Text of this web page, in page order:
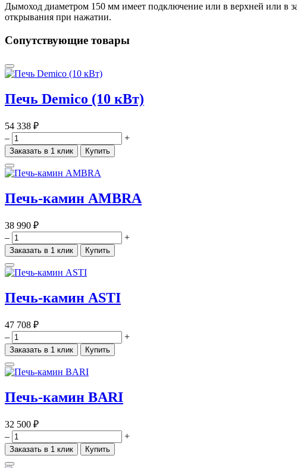
Дымоход диаметром 150 мм имеет подключение или в верхней или в
открывания при нажатии.
Сопутствующие товары
Печь Demico (10 кВт)
54 338 ₽
–
+
Заказать в 1 клик Купить
Печь-камин AMBRA
38 990 ₽
–
+
Заказать в 1 клик Купить
Печь-камин ASTI
47 708 ₽
–
+
Заказать в 1 клик Купить
Печь-камин BARI
32 500 ₽
–
+
Заказать в 1 клик Купить